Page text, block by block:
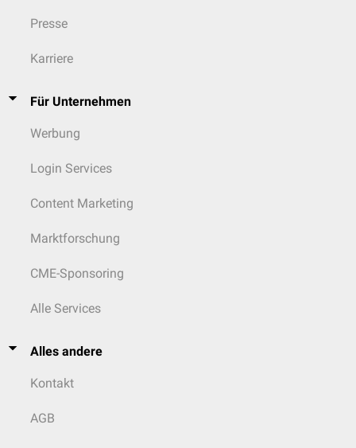
Presse
Karriere
Für Unternehmen
Werbung
Login Services
Content Marketing
Marktforschung
CME-Sponsoring
Alle Services
Alles andere
Kontakt
AGB